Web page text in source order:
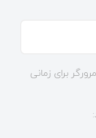
برای زمانی